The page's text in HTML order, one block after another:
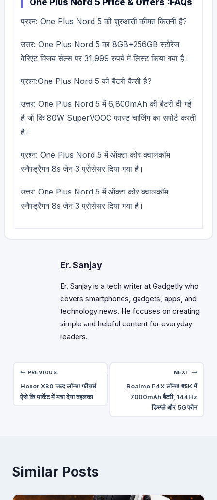
प्रश्न: One Plus Nord 5 की शुरुआती कीमत कितनी है?
उत्तर: One Plus Nord 5 का 8GB+256GB स्टोरेज
वेरिएंट विजय सेल्स पर 31,999 रुपये में लिस्ट किया गया है।
प्रश्न:One Plus Nord 5 की बैटरी कैसी है?
उत्तर: One Plus Nord 5 में 6,800mAh की बैटरी दी गई
है जो कि 80W SuperVOOC फास्ट चार्जिंग का सपोर्ट करती
है।
प्रश्न: One Plus Nord 5 में ऑक्टा कोर क्वालकॉम
स्नैपड्रैगन 8s जेन 3 प्रोसेसर दिया गया है।
उत्तर: One Plus Nord 5 में ऑक्टा कोर क्वालकॉम
स्नैपड्रैगन 8s जेन 3 प्रोसेसर दिया गया है।
Er. Sanjay
Er. Sanjay is a tech writer at Gadgetly who
covers smartphones, gadgets, apps, and
technology news. He focuses on creating
simple and helpful content for everyday
readers.
Post
navigation
PREVIOUS
Honor X80 जल्द लॉन्च! फीचर्स
ऐसे कि मार्केट में मचा देगा तहलका
NEXT
Realme P4X लॉन्च! ₹15K में
7000mAh बैटरी, 144Hz
डिस्प्ले और 5G फोन
Similar Posts